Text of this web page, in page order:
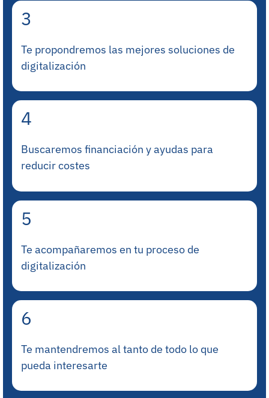
3
Te propondremos las mejores soluciones de
digitalización
4
Buscaremos financiación y ayudas para
reducir costes
5
Te acompañaremos en tu proceso de
digitalización
6
Te mantendremos al tanto de todo lo que
pueda interesarte